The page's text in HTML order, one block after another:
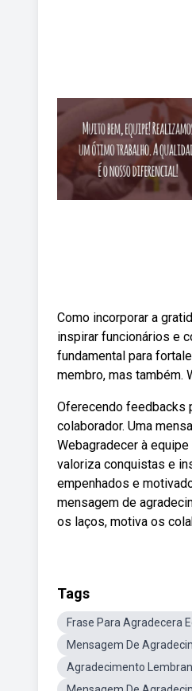
Como incorporar a
inspirar funcionários e
fundamental para
membro, mas também.
Oferecendo feedbacks
colaborador. Uma
Webagradecer à
valoriza conquistas e
empenhados e
mensagem de
os laços, motiva os
Tags
Frase Para Agradecera
Mensagem De
Agradecimento